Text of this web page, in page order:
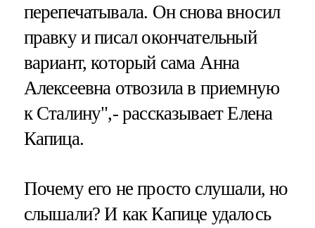
перепечатывала. Он снова вносил
правку и писал окончательный
вариант, который сама Анна
Алексеевна отвозила в приемную
к Сталину",- рассказывает Елена
Капица.
Почему его не просто слушали, но
слышали? И как Капице удалось